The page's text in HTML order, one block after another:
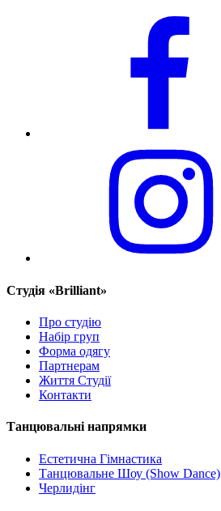
Cтудія «Brilliant»
Про студію
Набір груп
Форма одягу
Партнерам
Життя Студії
Контакти
Танцювальні напрямки
Естетична Гімнастика
Танцювальне Шоу (Show Dance)
Черлидінг